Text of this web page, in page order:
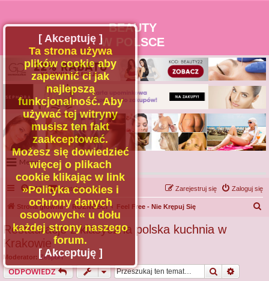
BEAUTY
W POLSCE
Menu
Portal
Facebook
Regulamin
Zapytaj administratora
Kontakt
FAQ Kontakt z nami Zaloguj się
Zarejestruj się
Strona główna RÓŻNOŚCI Feel Free - Nie Krępuj Się
Restauracje z klasyczna polska kuchnia w
Krakowie
Moderator: Zespół I
ODPOWIEDZ Szukaj
[ Akceptuję ]
Ta strona używa
plików cookie aby
zapewnić ci jak
najlepszą
funkcjonalność. Aby
używać tej witryny
musisz ten fakt
zaakceptować.
Możesz się dowiedzieć
więcej o plikach
cookie klikając w link
»Polityka cookies i
ochrony danych
osobowych« u dołu
każdej strony naszego
forum.
[ Akceptuję ]